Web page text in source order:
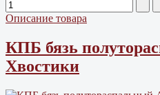
Описание товара
КПБ бязь
Хвостики